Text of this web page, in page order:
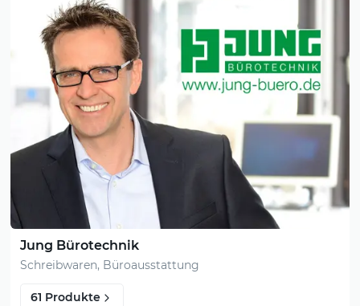
Jung Bürotechnik
Schreibwaren, Büroausstattung
61 Produkte